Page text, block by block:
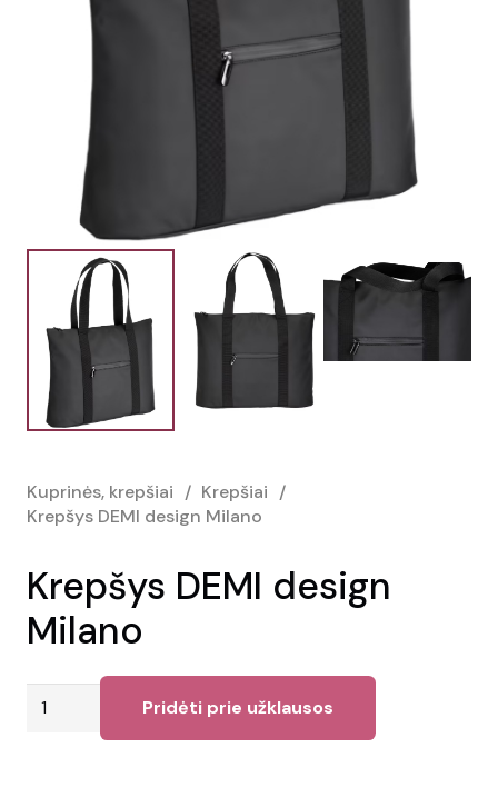
Kuprinės, krepšiai / Krepšiai /
Krepšys DEMI design Milano
Krepšys DEMI design
Milano
produkto
Pridėti prie užklausos